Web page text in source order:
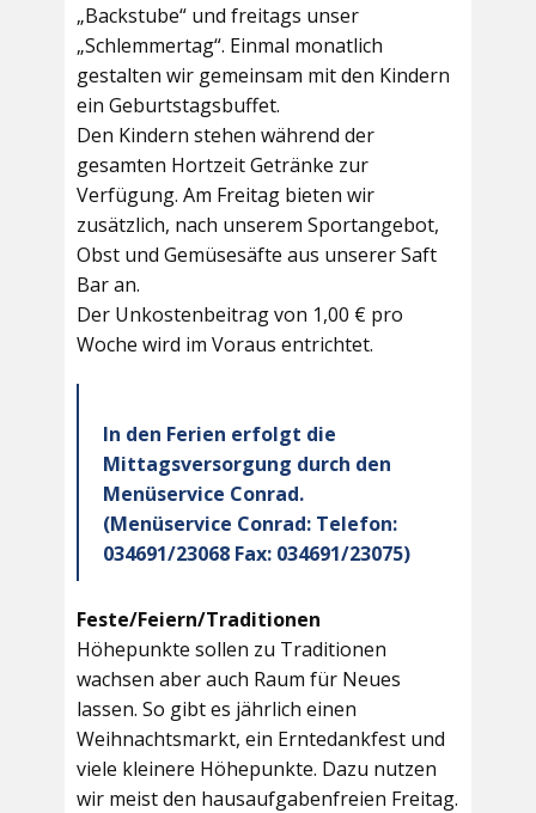
„Backstube“ und freitags unser
„Schlemmertag“. Einmal monatlich
gestalten wir gemeinsam mit den Kindern
ein Geburtstagsbuffet.
Den Kindern stehen während der
gesamten Hortzeit Getränke zur
Verfügung. Am Freitag bieten wir
zusätzlich, nach unserem Sportangebot,
Obst und Gemüsesäfte aus unserer Saft
Bar an.
Der Unkostenbeitrag von 1,00 € pro
Woche wird im Voraus entrichtet.
In den Ferien erfolgt die
Mittagsversorgung durch den
Menüservice Conrad.
(Menüservice Conrad: Telefon:
034691/23068 Fax: 034691/23075)
Feste/Feiern/Traditionen
Höhepunkte sollen zu Traditionen
wachsen aber auch Raum für Neues
lassen. So gibt es jährlich einen
Weihnachtsmarkt, ein Erntedankfest und
viele kleinere Höhepunkte. Dazu nutzen
wir meist den hausaufgabenfreien Freitag.